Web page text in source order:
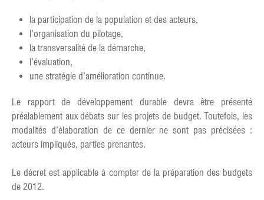
la participation de la population et des acteurs,
l’organisation du pilotage,
la transversalité de la démarche,
l’évaluation,
une stratégie d’amélioration continue.
Le rapport de développement durable devra être présenté
préalablement aux débats sur les projets de budget. Toutefois, les
modalités d’élaboration de ce dernier ne sont pas précisées :
acteurs impliqués, parties prenantes.
Le décret est applicable à compter de la préparation des budgets
de 2012.